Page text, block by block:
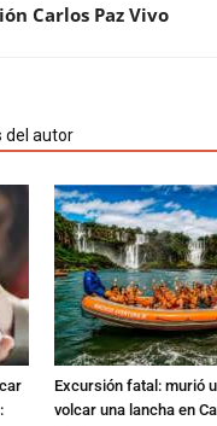
Carlos Paz Vivo
del autor
Excursión fatal: murió
volcar una lancha en